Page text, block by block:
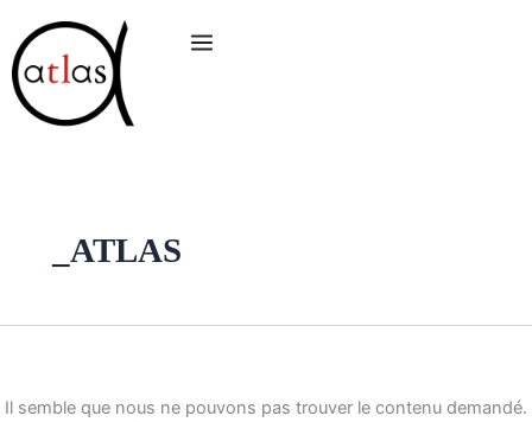
au
contenu
_ATLAS
Il semble que nous ne pouvons pas trouver le contenu demandé.